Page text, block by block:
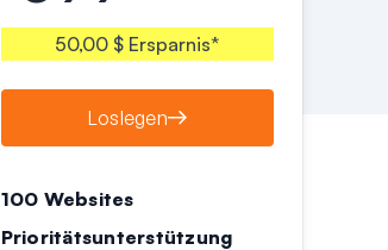
50,00 $ Ersparnis*
Loslegen
100 Websites
Prioritätsunterstützung